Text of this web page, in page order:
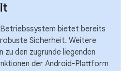
bietet bereits
Sicherheit. Weitere
zu den zugrunde liegenden
der Android-Plattform